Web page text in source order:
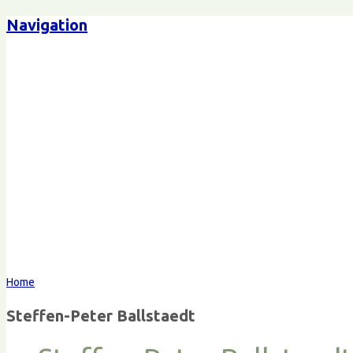
Navigation
Home
Steffen-Peter Ballstaedt